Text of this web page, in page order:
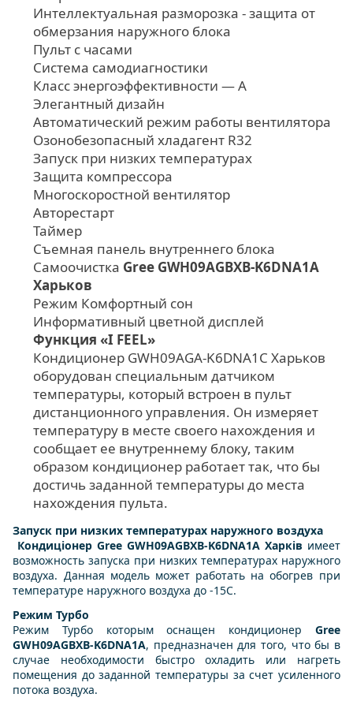
Интеллектуальная разморозка - защита от
обмерзания наружного блока
Пульт с часами
Система самодиагностики
Класс энергоэффективности — А
Элегантный дизайн
Автоматический режим работы вентилятора
Озонобезопасный хладагент R32
Запуск при низких температурах
Защита компрессора
Многоскоростной вентилятор
Авторестарт
Таймер
Съемная панель внутреннего блока
Самоочистка Gree GWH09AGBXB-K6DNA1A
Харьков
Режим Комфортный сон
Информативный цветной дисплей
Функция «I FEEL»
Кондиционер GWH09AGA-K6DNA1C Харьков
оборудован специальным датчиком
температуры, который встроен в пульт
дистанционного управления. Он измеряет
температуру в месте своего нахождения и
сообщает ее внутреннему блоку, таким
образом кондиционер работает так, что бы
достичь заданной температуры до места
нахождения пульта.
Запуск при низких температурах наружного воздуха
Кондиціонер Gree GWH09AGBXB-K6DNA1A Харків имеет
возможность запуска при низких температурах наружного
воздуха. Данная модель может работать на обогрев при
температуре наружного воздуха до -15С.
Режим Турбо
Режим Турбо которым оснащен кондиционер Gree
GWH09AGBXB-K6DNA1A, предназначен для того, что бы в
случае необходимости быстро охладить или нагреть
помещения до заданной температуры за счет усиленного
потока воздуха.